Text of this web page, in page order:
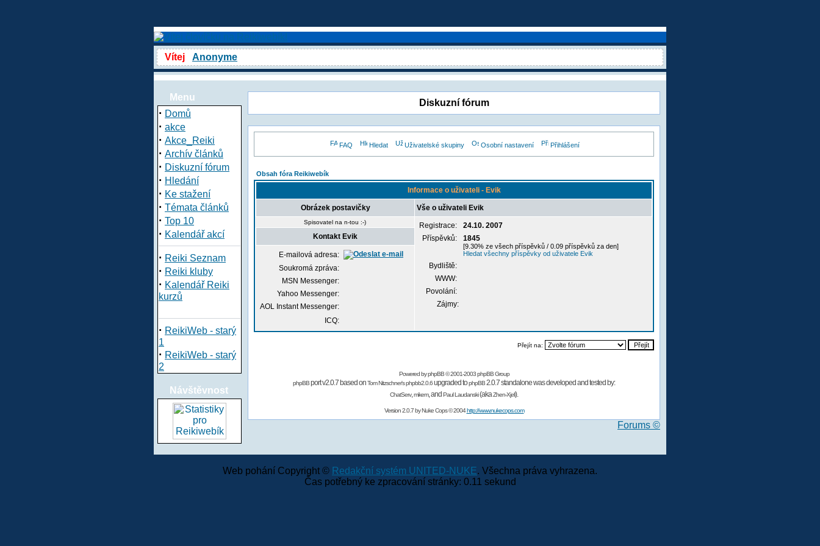
Vítej Anonyme
Menu
· Domů
· akce
· Akce_Reiki
· Archív článků
· Diskuzní fórum
· Hledání
· Ke stažení
· Témata článků
· Top 10
· Kalendář akcí
· Reiki Seznam
· Reiki kluby
· Kalendář Reiki
kurzů
· ReikiWeb - starý
1
· ReikiWeb - starý
2
Návštěvnost
Diskuzní fórum
FAQ Hledat Uživatelské skupiny Osobní nastavení Přihlášení
Obsah fóra Reikiwebík
Informace o uživateli - Evik
Obrázek postavičky Vše o uživateli Evik
Spisovatel na n-tou :-) Registrace:
24.10. 2007
Příspěvků:
1845
[9.30% ze všech příspěvků / 0.09 příspěvků za den]
Hledat všechny příspěvky od uživatele Evik
Bydliště:
WWW:
Povolání:
Zájmy:
Kontakt Evik
E-mailová adresa:
Soukromá zpráva:
MSN Messenger:
Yahoo Messenger:
AOL Instant Messenger:
ICQ:
Přejít na:
Powered byphpBB© 2001-2003 phpBB Group
phpBBport v2.0.7 based onTom Nitzschner'sphpbb2.0.6upgraded tophpBB2.0.7 standalone was developed and tested by:
ChatServ,mikem,and Paul Laudanski(akaZhen-Xjell).
Version 2.0.7 byNuke Cops© 2004http://www.nukecops.com
Forums ©
Web pohání Copyright © Redakční systém UNITED-NUKE. Všechna práva vyhrazena.
Čas potřebný ke zpracování stránky: 0.11 sekund